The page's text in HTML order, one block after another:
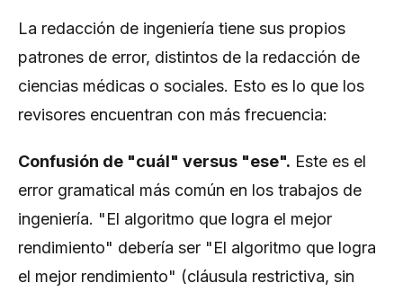
La redacción de ingeniería tiene sus propios
patrones de error, distintos de la redacción de
ciencias médicas o sociales. Esto es lo que los
revisores encuentran con más frecuencia:
Confusión de "cuál" versus "ese". Este es el
error gramatical más común en los trabajos de
ingeniería. "El algoritmo que logra el mejor
rendimiento" debería ser "El algoritmo que logra
el mejor rendimiento" (cláusula restrictiva, sin